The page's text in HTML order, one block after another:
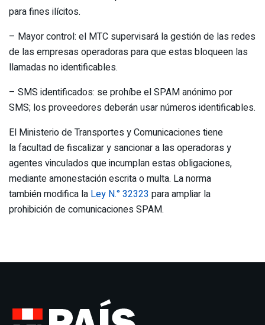
para fines ilícitos.
– Mayor control: el MTC supervisará la gestión de las redes
de las empresas operadoras para que estas bloqueen las
llamadas no identificables.
– SMS identificados: se prohíbe el SPAM anónimo por
SMS; los proveedores deberán usar números identificables.
El Ministerio de Transportes y Comunicaciones tiene
la facultad de fiscalizar y sancionar a las operadoras y
agentes vinculados que incumplan estas obligaciones,
mediante amonestación escrita o multa. La norma
también modifica la Ley N.° 32323 para ampliar la
prohibición de comunicaciones SPAM.